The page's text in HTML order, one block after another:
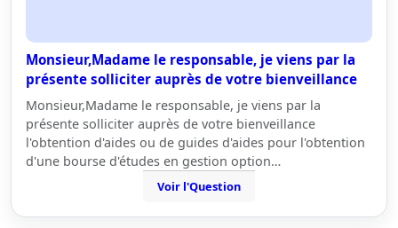
Monsieur,Madame le responsable, je viens par la
présente solliciter auprès de votre bienveillance
Monsieur,Madame le responsable, je viens par la
présente solliciter auprès de votre bienveillance
l'obtention d'aides ou de guides d'aides pour l'obtention
d'une bourse d'études en gestion option…
Voir l'Question